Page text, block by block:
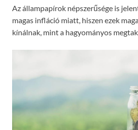
Az állampapírok népszerűsége is
magas infláció miatt, hiszen ezek
kínálnak, mint a hagyományos